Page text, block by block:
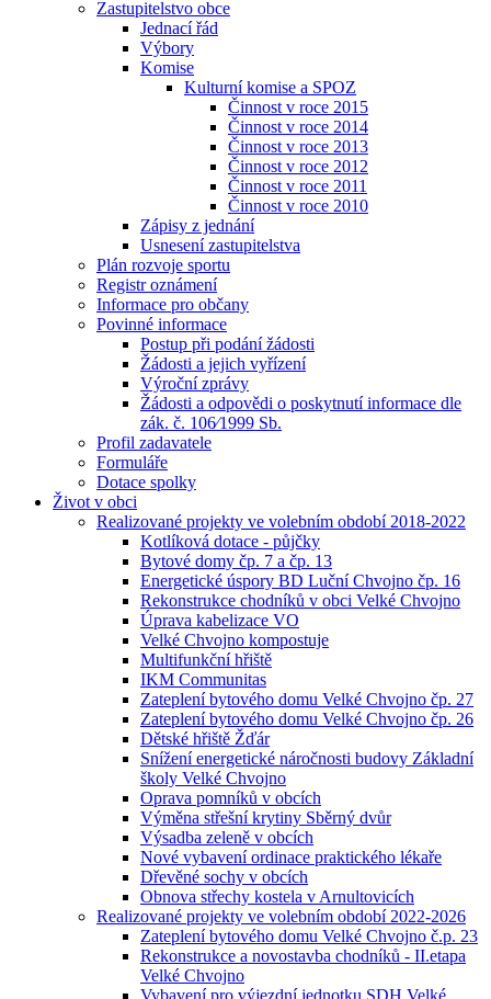
Zastupitelstvo obce
Jednací řád
Výbory
Komise
Kulturní komise a SPOZ
Činnost v roce 2015
Činnost v roce 2014
Činnost v roce 2013
Činnost v roce 2012
Činnost v roce 2011
Činnost v roce 2010
Zápisy z jednání
Usnesení zastupitelstva
Plán rozvoje sportu
Registr oznámení
Informace pro občany
Povinné informace
Postup při podání žádosti
Žádosti a jejich vyřízení
Výroční zprávy
Žádosti a odpovědi o poskytnutí informace dle
zák. č. 106⁄1999 Sb.
Profil zadavatele
Formuláře
Dotace spolky
Život v obci
Realizované projekty ve volebním období 2018-2022
Kotlíková dotace - půjčky
Bytové domy čp. 7 a čp. 13
Energetické úspory BD Luční Chvojno čp. 16
Rekonstrukce chodníků v obci Velké Chvojno
Úprava kabelizace VO
Velké Chvojno kompostuje
Multifunkční hřiště
IKM Communitas
Zateplení bytového domu Velké Chvojno čp. 27
Zateplení bytového domu Velké Chvojno čp. 26
Dětské hřiště Žďár
Snížení energetické náročnosti budovy Základní
školy Velké Chvojno
Oprava pomníků v obcích
Výměna střešní krytiny Sběrný dvůr
Výsadba zeleně v obcích
Nové vybavení ordinace praktického lékaře
Dřevěné sochy v obcích
Obnova střechy kostela v Arnultovicích
Realizované projekty ve volebním období 2022-2026
Zateplení bytového domu Velké Chvojno č.p. 23
Rekonstrukce a novostavba chodníků - II.etapa
Velké Chvojno
Vybavení pro výjezdní jednotku SDH Velké